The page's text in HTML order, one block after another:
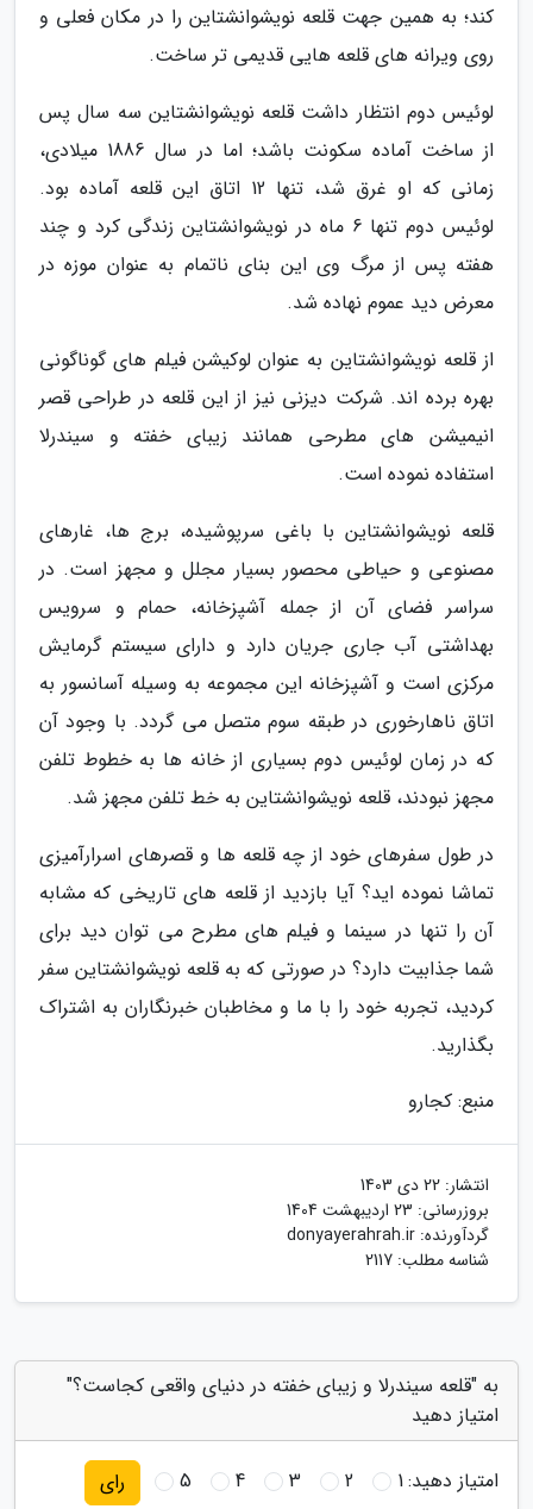
کند؛ به همین جهت قلعه نویشوانشتاین را در مکان فعلی و
روی ویرانه های قلعه هایی قدیمی تر ساخت.
لوئیس دوم انتظار داشت قلعه نویشوانشتاین سه سال پس
از ساخت آماده سکونت باشد؛ اما در سال 1886 میلادی،
زمانی که او غرق شد، تنها 12 اتاق این قلعه آماده بود.
لوئیس دوم تنها 6 ماه در نویشوانشتاین زندگی کرد و چند
هفته پس از مرگ وی این بنای ناتمام به عنوان موزه در
معرض دید عموم نهاده شد.
از قلعه نویشوانشتاین به عنوان لوکیشن فیلم های گوناگونی
بهره برده اند. شرکت دیزنی نیز از این قلعه در طراحی قصر
انیمیشن های مطرحی همانند زیبای خفته و سیندرلا
استفاده نموده است.
قلعه نویشوانشتاین با باغی سرپوشیده، برج ها، غارهای
مصنوعی و حیاطی محصور بسیار مجلل و مجهز است. در
سراسر فضای آن از جمله آشپزخانه، حمام و سرویس
بهداشتی آب جاری جریان دارد و دارای سیستم گرمایش
مرکزی است و آشپزخانه این مجموعه به وسیله آسانسور به
اتاق ناهارخوری در طبقه سوم متصل می گردد. با وجود آن
که در زمان لوئیس دوم بسیاری از خانه ها به خطوط تلفن
مجهز نبودند، قلعه نویشوانشتاین به خط تلفن مجهز شد.
در طول سفرهای خود از چه قلعه ها و قصرهای اسرارآمیزی
تماشا نموده اید؟ آیا بازدید از قلعه های تاریخی که مشابه
آن را تنها در سینما و فیلم های مطرح می توان دید برای
شما جذابیت دارد؟ در صورتی که به قلعه نویشوانشتاین سفر
کردید، تجربه خود را با ما و مخاطبان خبرنگاران به اشتراک
بگذارید.
منبع: کجارو
انتشار: 22 دی 1403
بروزرسانی: 23 اردیبهشت 1404
گردآورنده: donyayerahrah.ir
شناسه مطلب: 2117
به "قلعه سیندرلا و زیبای خفته در دنیای واقعی کجاست؟"
امتیاز دهید
امتیاز دهید:1
2
3
4
5 رای